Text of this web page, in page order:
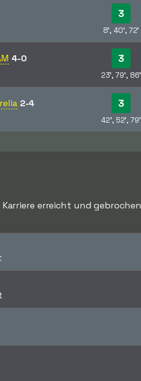
3
8', 40', 72'
4-0 3
23', 79', 86'
2-4 3
42', 52', 79'
Karriere erreicht und gebrochen